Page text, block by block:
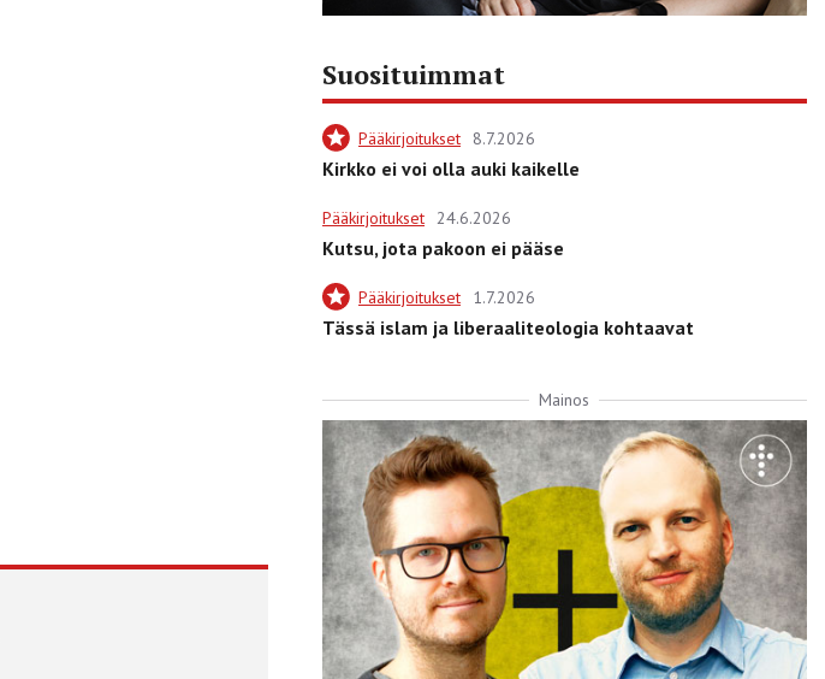
Suosituimmat
Pääkirjoitukset 8.7.2026
Kirkko ei voi olla auki kaikelle
Pääkirjoitukset 24.6.2026
Kutsu, jota pakoon ei pääse
Pääkirjoitukset 1.7.2026
Tässä islam ja liberaaliteologia kohtaavat
Mainos